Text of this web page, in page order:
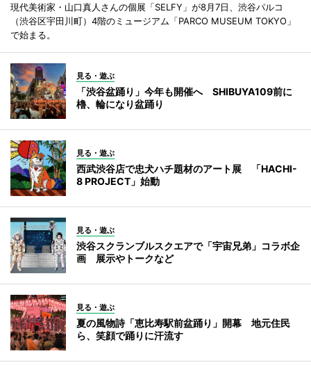
現代美術家・山口真人さんの個展「SELFY」が8月7日、渋谷パルコ
（渋谷区宇田川町）4階のミュージアム「PARCO MUSEUM TOKYO」
で始まる。
見る・遊ぶ
「渋谷盆踊り」今年も開催へ SHIBUYA109前に
櫓、輪になり盆踊り
見る・遊ぶ
西武渋谷店で忠犬ハチ題材のアート展 「HACHI-
8 PROJECT」始動
見る・遊ぶ
渋谷スクランブルスクエアで「宇宙兄弟」コラボ企
画 展示やトークなど
見る・遊ぶ
夏の風物詩「恵比寿駅前盆踊り」開幕 地元住民
ら、笑顔で踊りに汗流す